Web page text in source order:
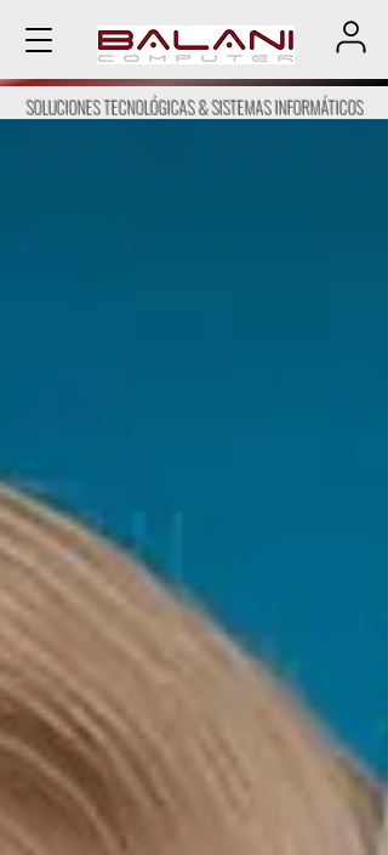
SOLUCIONES TECNOLÓGICAS & SISTEMAS INFORMÁTICOS